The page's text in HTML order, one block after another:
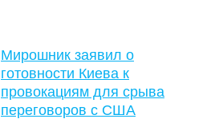
Мирошник заявил о
готовности Киева к
провокациям для срыва
переговоров с США